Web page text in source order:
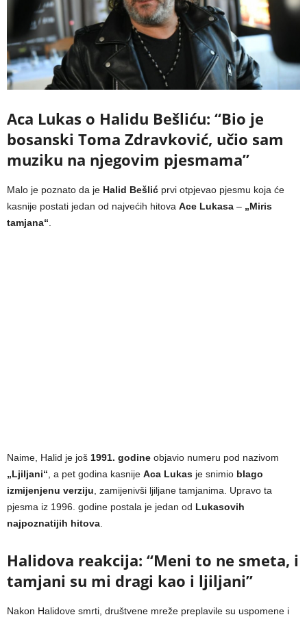
Aca Lukas o Halidu Bešliću: “Bio je
bosanski Toma Zdravković, učio sam
muziku na njegovim pjesmama”
Malo je poznato da je Halid Bešlić prvi otpjevao pjesmu koja će
kasnije postati jedan od najvećih hitova Ace Lukasa – „Miris
tamjana“
Naime, Halid je još 1991. godine objavio numeru pod nazivom
„Ljiljani“ , a pet godina kasnije Aca Lukas je snimio blago
izmijenjenu verziju , zamijenivši ljiljane tamjanima. Upravo ta
pjesma iz 1996. godine postala je jedan od Lukasovih
najpoznatijih hitova
Halidova reakcija: “Meni to ne smeta, i
tamjani su mi dragi kao i ljiljani”
Nakon Halidove smrti, društvene mreže preplavile su uspomene i